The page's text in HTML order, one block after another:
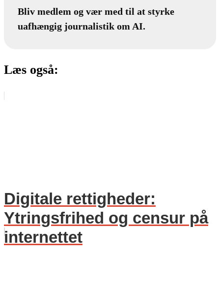
Bliv medlem og vær med til at styrke
uafhængig journalistik om AI.
Læs også:
Digitale rettigheder:
Ytringsfrihed og censur på
internettet